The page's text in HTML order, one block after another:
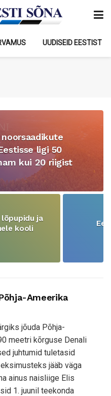
UUDISEID EESTIST
ligi 50
kui 20 riigist
lõpupidu ja
kooli
Ameerika
jõuda Põhja-
meetri kõrguse Denali
juhtumid tuletasid
jääb väga
ainus naisliige Elis
1. juunil teekonda